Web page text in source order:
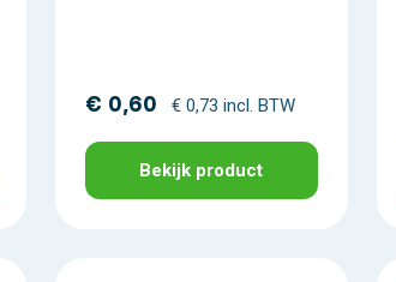
€ 0,60 € 0,73 incl. BTW
Bekijk product